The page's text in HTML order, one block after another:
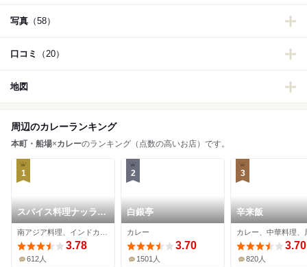
写真 （58）
口コミ （20）
地図
周辺のカレーランキング
本町・船場×カレーのランキング（点数の高いお店）です。
1
スパイス料理ナッラマ
ナム
3.78
612人
2
白銀亭
カレー
3.70
1501人
3
辛来飯
カレー、中華料理、
3.70
820人